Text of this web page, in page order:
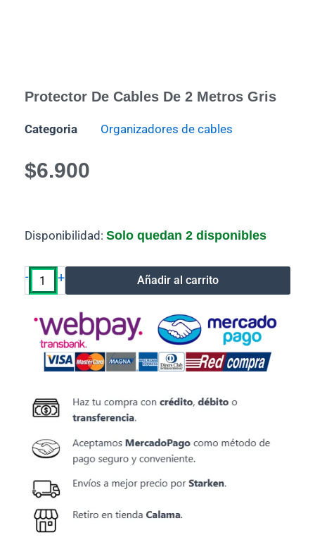
Protector De Cables De 2 Metros Gris
Categoria Organizadores de cables
$6.900
Disponibilidad: Solo quedan 2 disponibles
-
Protector
de
gris
cantidad
+ Añadir al carrito